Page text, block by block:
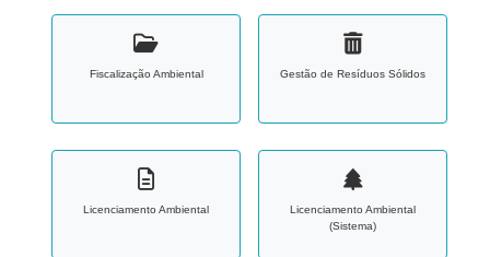
Fiscalização Ambiental Gestão de Resíduos Sólidos
Licenciamento Ambiental
Licenciamento Ambiental
(Sistema)